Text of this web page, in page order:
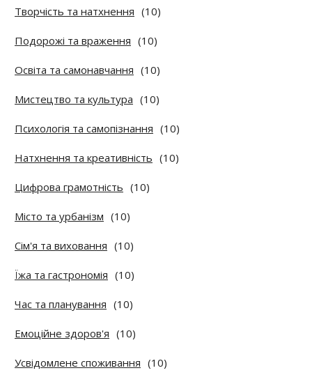
Творчість та натхнення (10)
Подорожі та враження (10)
Освіта та самонавчання (10)
Мистецтво та культура (10)
Психологія та самопізнання (10)
Натхнення та креативність (10)
Цифрова грамотність (10)
Місто та урбанізм (10)
Сім'я та виховання (10)
Їжа та гастрономія (10)
Час та планування (10)
Емоційне здоров'я (10)
Усвідомлене споживання (10)